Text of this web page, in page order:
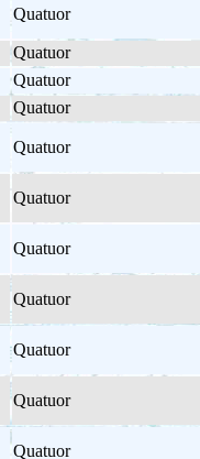
Quatuor
Quatuor
Quatuor
Quatuor
Quatuor
Quatuor
Quatuor
Quatuor
Quatuor
Quatuor
Quatuor